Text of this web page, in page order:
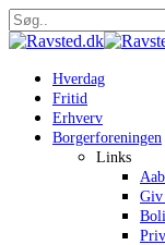
Skip
to
content
Close
search
Menu
Hverdag
Fritid
Erhverv
Borgerforeningen
Links